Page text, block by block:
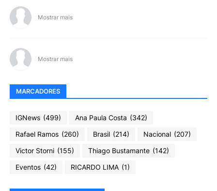
Mostrar mais
Mostrar mais
MARCADORES
IGNews (499) Ana Paula Costa (342)
Rafael Ramos (260) Brasil (214) Nacional (207)
Victor Storni (155) Thiago Bustamante (142)
Eventos (42) RICARDO LIMA (1)